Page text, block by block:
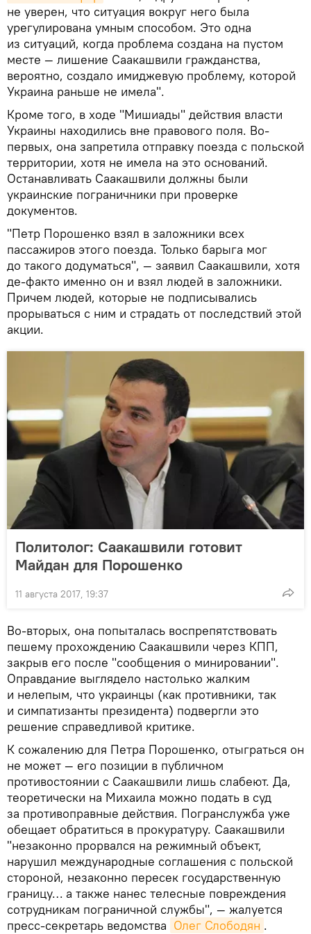
не уверен, что ситуация вокруг него была
урегулирована умным способом. Это одна
из ситуаций, когда проблема создана на пустом
месте — лишение Саакашвили гражданства,
вероятно, создало имиджевую проблему, которой
Украина раньше не имела".
Кроме того, в ходе "Мишиады" действия власти
Украины находились вне правового поля. Во-
первых, она запретила отправку поезда с польской
территории, хотя не имела на это оснований.
Останавливать Саакашвили должны были
украинские пограничники при проверке
документов.
"Петр Порошенко взял в заложники всех
пассажиров этого поезда. Только барыга мог
до такого додуматься", — заявил Саакашвили, хотя
де-факто именно он и взял людей в заложники.
Причем людей, которые не подписывались
прорываться с ним и страдать от последствий этой
акции.
Политолог: Саакашвили готовит
Майдан для Порошенко
11 августа 2017, 19:37
Во-вторых, она попыталась воспрепятствовать
пешему прохождению Саакашвили через КПП,
закрыв его после "сообщения о минировании".
Оправдание выглядело настолько жалким
и нелепым, что украинцы (как противники, так
и симпатизанты президента) подвергли это
решение справедливой критике.
К сожалению для Петра Порошенко, отыграться он
не может — его позиции в публичном
противостоянии с Саакашвили лишь слабеют. Да,
теоретически на Михаила можно подать в суд
за противоправные действия. Погранслужба уже
обещает обратиться в прокуратуру. Саакашвили
"незаконно прорвался на режимный объект,
нарушил международные соглашения с польской
стороной, незаконно пересек государственную
границу… а также нанес телесные повреждения
сотрудникам пограничной службы", — жалуется
пресс-секретарь ведомства Олег Слободян .